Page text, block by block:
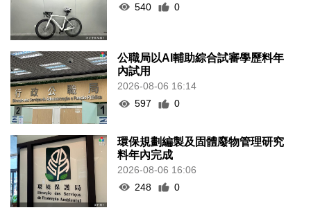
540
0
公職局以AI輔助綜合試審學歷料年
內試用
2026-08-06 16:14
597
0
環保規劃編製及固體廢物管理研究
料年內完成
2026-08-06 16:06
248
0